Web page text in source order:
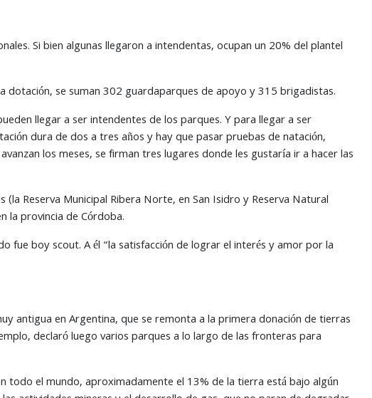
Si bien algunas llegaron a intendentas, ocupan un 20% del plantel
dotación, se suman 302 guardaparques de apoyo y 315 brigadistas.
llegar a ser intendentes de los parques. Y para llegar a ser
dura de dos a tres años y hay que pasar pruebas de natación,
los meses, se firman tres lugares donde les gustaría ir a hacer las
Reserva Municipal Ribera Norte, en San Isidro y Reserva Natural
la provincia de Córdoba.
fue boy scout. A él “la satisfacción de lograr el interés y amor por la
antigua en Argentina, que se remonta a la primera donación de tierras
declaró luego varios parques a lo largo de las fronteras para
todo el mundo, aproximadamente el 13% de la tierra está bajo algún